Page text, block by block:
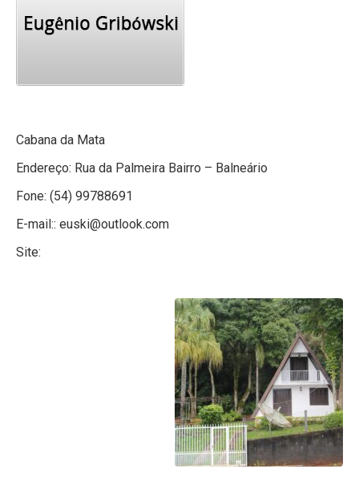
Cabana da Mata
Endereço: Rua da Palmeira Bairro – Balneário
Fone: (54) 99788691
E-mail:: euski@outlook.com
Site: